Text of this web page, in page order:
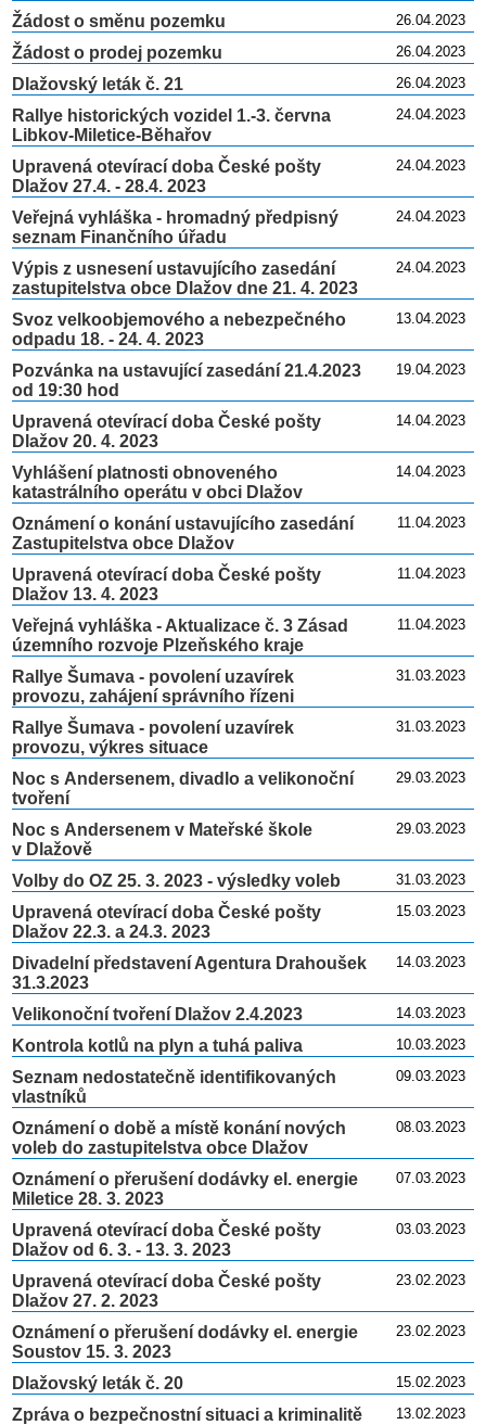
26.04.2023
Žádost o směnu pozemku
26.04.2023
Žádost o prodej pozemku
26.04.2023
Dlažovský leták č. 21
24.04.2023
Rallye historických vozidel 1.-3. června
Libkov-Miletice-Běhařov
24.04.2023
Upravená otevírací doba České pošty
Dlažov 27.4. - 28.4. 2023
24.04.2023
Veřejná vyhláška - hromadný předpisný
seznam Finančního úřadu
24.04.2023
Výpis z usnesení ustavujícího zasedání
zastupitelstva obce Dlažov dne 21. 4. 2023
13.04.2023
Svoz velkoobjemového a nebezpečného
odpadu 18. - 24. 4. 2023
19.04.2023
Pozvánka na ustavující zasedání 21.4.2023
od 19:30 hod
14.04.2023
Upravená otevírací doba České pošty
Dlažov 20. 4. 2023
14.04.2023
Vyhlášení platnosti obnoveného
katastrálního operátu v obci Dlažov
11.04.2023
Oznámení o konání ustavujícího zasedání
Zastupitelstva obce Dlažov
11.04.2023
Upravená otevírací doba České pošty
Dlažov 13. 4. 2023
11.04.2023
Veřejná vyhláška - Aktualizace č. 3 Zásad
územního rozvoje Plzeňského kraje
31.03.2023
Rallye Šumava - povolení uzavírek
provozu, zahájení správního řízeni
31.03.2023
Rallye Šumava - povolení uzavírek
provozu, výkres situace
29.03.2023
Noc s Andersenem, divadlo a velikonoční
tvoření
29.03.2023
Noc s Andersenem v Mateřské škole
v Dlažově
31.03.2023
Volby do OZ 25. 3. 2023 - výsledky voleb
15.03.2023
Upravená otevírací doba České pošty
Dlažov 22.3. a 24.3. 2023
14.03.2023
Divadelní představení Agentura Drahoušek
31.3.2023
14.03.2023
Velikonoční tvoření Dlažov 2.4.2023
10.03.2023
Kontrola kotlů na plyn a tuhá paliva
09.03.2023
Seznam nedostatečně identifikovaných
vlastníků
08.03.2023
Oznámení o době a místě konání nových
voleb do zastupitelstva obce Dlažov
07.03.2023
Oznámení o přerušení dodávky el. energie
Miletice 28. 3. 2023
03.03.2023
Upravená otevírací doba České pošty
Dlažov od 6. 3. - 13. 3. 2023
23.02.2023
Upravená otevírací doba České pošty
Dlažov 27. 2. 2023
23.02.2023
Oznámení o přerušení dodávky el. energie
Soustov 15. 3. 2023
15.02.2023
Dlažovský leták č. 20
13.02.2023
Zpráva o bezpečnostní situaci a kriminalitě